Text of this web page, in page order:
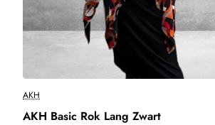
Wij streven ernaar om binnen 2-3
AKH
AKH Basic Rok Lang Zwart